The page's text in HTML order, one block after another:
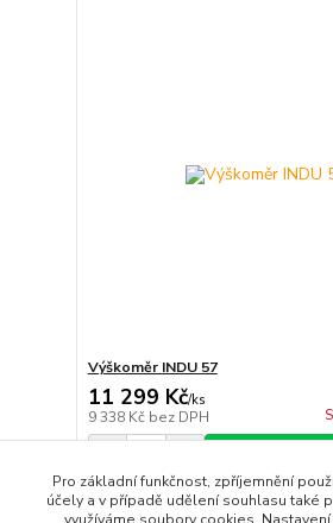
Výškoměr INDU 57
11 299 Kč/ks
9 338 Kč bez DPH
Pro základní funkčnost, zpříjemnění
účely a v případě udělení souhlasu také